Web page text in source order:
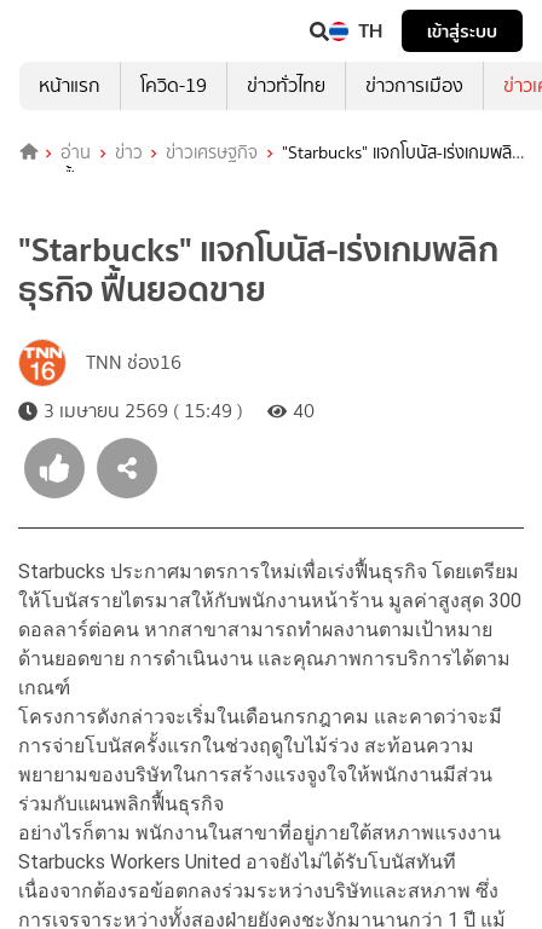
TH
เข้าสู่ระบบ
หน้าแรก
โควิด-19 ข่าวทั่วไทย ข่าวการเมือง ข่าว
อ่าน ข่าว ข่าวเศรษฐกิจ
"Starbucks" แจกโบนัส-เร่งเกมพลิก
ธุรกิจ ฟื้นยอดขาย
"Starbucks" แจกโบนัส-เร่งเกมพลิก
ธุรกิจ ฟื้นยอดขาย
TNN ช่อง16
3 เมษายน 2569 ( 15:49 )
40
Starbucks ประกาศมาตรการใหม่เพื่อเร่งฟื้นธุรกิจ โดยเตรียม
ให้โบนัสรายไตรมาสให้กับพนักงานหน้าร้าน มูลค่าสูงสุด 300
ดอลลาร์ต่อคน หากสาขาสามารถทำผลงานตามเป้าหมาย
ด้านยอดขาย การดำเนินงาน และคุณภาพการบริการได้ตาม
เกณฑ์
โครงการดังกล่าวจะเริ่มในเดือนกรกฎาคม และคาดว่าจะมี
การจ่ายโบนัสครั้งแรกในช่วงฤดูใบไม้ร่วง สะท้อนความ
พยายามของบริษัทในการสร้างแรงจูงใจให้พนักงานมีส่วน
ร่วมกับแผนพลิกฟื้นธุรกิจ
อย่างไรก็ตาม พนักงานในสาขาที่อยู่ภายใต้สหภาพแรงงาน
Starbucks Workers United อาจยังไม่ได้รับโบนัสทันที
เนื่องจากต้องรอข้อตกลงร่วมระหว่างบริษัทและสหภาพ ซึ่ง
การเจรจาระหว่างทั้งสองฝ่ายยังคงชะงักมานานกว่า 1 ปี แม้